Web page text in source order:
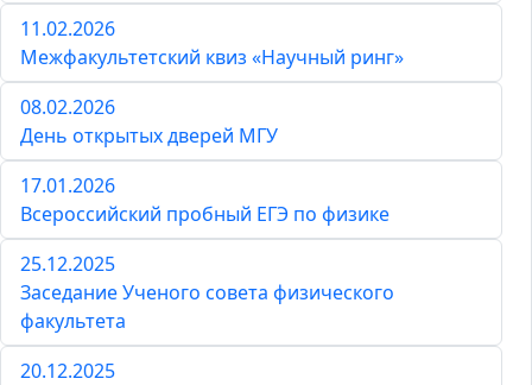
11.02.2026
Межфакультетский квиз «Научный ринг»
08.02.2026
День открытых дверей МГУ
17.01.2026
Всероссийский пробный ЕГЭ по физике
25.12.2025
Заседание Ученого совета физического
факультета
20.12.2025